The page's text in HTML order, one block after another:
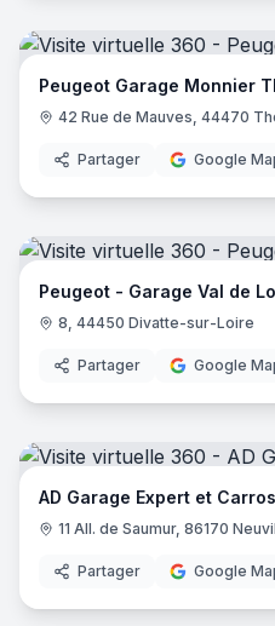
Peugeot Garage Monnier
42 Rue de Mauves, 44470
Partager Google
Peugeot - Garage Val de
8, 44450 Divatte-sur-Loire
Partager Google
AD Garage Expert et
11 All. de Saumur, 86170
Partager Google